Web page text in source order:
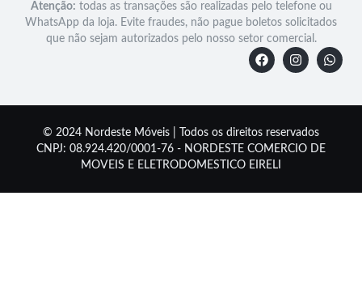
Atenção: todas as transações são realizadas pelo telefone ou
WhatsApp da loja. Evite fraudes, não pague boletos solicitados
que não sejam autorizados pelo nosso setor comercial.
© 2024 Nordeste Móveis | Todos os direitos reservados
CNPJ: 08.924.420/0001-76 - NORDESTE COMERCIO DE
MOVEIS E ELETRODOMESTICO EIRELI